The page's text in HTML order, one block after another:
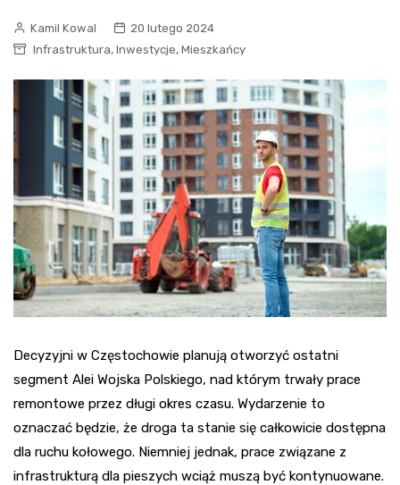
Kamil Kowal
20 lutego 2024
Infrastruktura, Inwestycje, Mieszkańcy
Decyzyjni w Częstochowie planują otworzyć ostatni
segment Alei Wojska Polskiego, nad którym trwały prace
remontowe przez długi okres czasu. Wydarzenie to
oznaczać będzie, że droga ta stanie się całkowicie dostępna
dla ruchu kołowego. Niemniej jednak, prace związane z
infrastrukturą dla pieszych wciąż muszą być kontynuowane.